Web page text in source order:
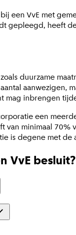
een VvE met
gepleegd, heeft
duurzame
aanwezigen,
mag inbrengen
een
van minimaal
is degene met
VvE besluit?